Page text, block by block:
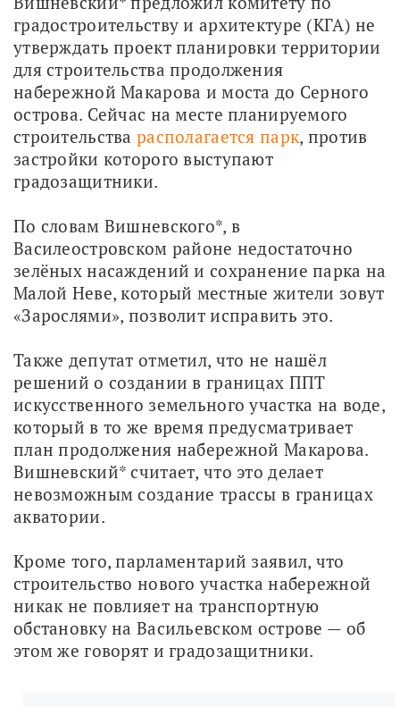
градостроительству и архитектуре (КГА) не
утверждать проект планировки территории
для строительства продолжения
набережной Макарова и моста до Серного
острова. Сейчас на месте планируемого
строительства располагается парк, против
застройки которого выступают
градозащитники.
По словам Вишневского*, в
Василеостровском районе недостаточно
зелёных насаждений и сохранение парка на
Малой Неве, который местные жители зовут
«Зарослями», позволит исправить это.
Также депутат отметил, что не нашёл
решений о создании в границах ППТ
искусственного земельного участка на воде,
который в то же время предусматривает
план продолжения набережной Макарова.
Вишневский* считает, что это делает
невозможным создание трассы в границах
акватории.
Кроме того, парламентарий заявил, что
строительство нового участка набережной
никак не повлияет на транспортную
обстановку на Васильевском острове — об
этом же говорят и градозащитники.